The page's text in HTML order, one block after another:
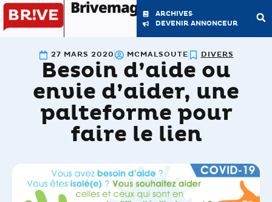
Brivemag'
ARCHIVES
DEVENIR ANNONCEUR
27 MARS 2020 MCMALSOUTE DIVERS
Besoin d’aide ou
envie d’aider, une
palteforme pour
faire le lien